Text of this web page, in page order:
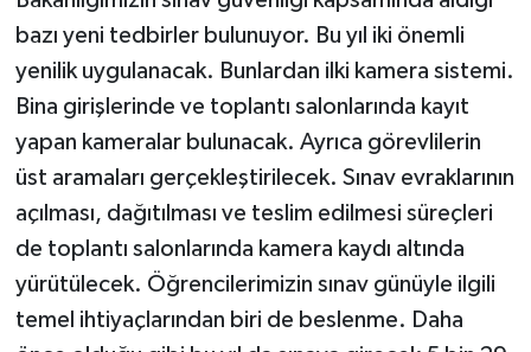
bazı yeni tedbirler bulunuyor. Bu yıl iki önemli
yenilik uygulanacak. Bunlardan ilki kamera sistemi.
Bina girişlerinde ve toplantı salonlarında kayıt
yapan kameralar bulunacak. Ayrıca görevlilerin
üst aramaları gerçekleştirilecek. Sınav evraklarının
açılması, dağıtılması ve teslim edilmesi süreçleri
de toplantı salonlarında kamera kaydı altında
yürütülecek. Öğrencilerimizin sınav günüyle ilgili
temel ihtiyaçlarından biri de beslenme. Daha